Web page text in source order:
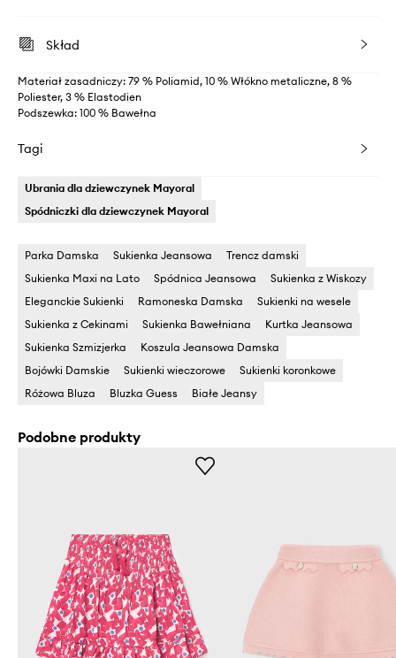
Skład
Materiał zasadniczy: 79 % Poliamid, 10 % Włókno metaliczne, 8 %
Poliester, 3 % Elastodien
Podszewka: 100 % Bawełna
Tagi
Ubrania dla dziewczynek Mayoral
Spódniczki dla dziewczynek Mayoral
Parka Damska Sukienka Jeansowa
Trencz damski
Sukienka Maxi na Lato
Spódnica Jeansowa
Sukienka z Wiskozy
Eleganckie Sukienki
Ramoneska Damska
Sukienki na wesele
Sukienka z Cekinami
Sukienka Bawełniana
Kurtka Jeansowa
Sukienka Szmizjerka
Koszula Jeansowa Damska
Bojówki Damskie
Sukienki wieczorowe
Sukienki koronkowe
Różowa Bluza
Bluzka Guess Białe Jeansy
Podobne produkty